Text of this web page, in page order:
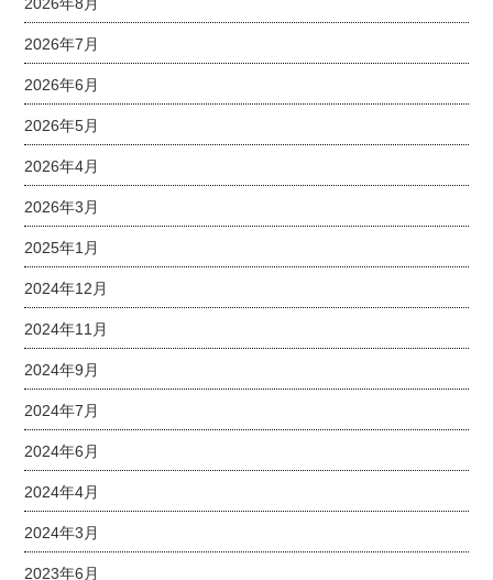
2026年7月
2026年6月
2026年5月
2026年4月
2026年3月
2025年1月
2024年12月
2024年11月
2024年9月
2024年7月
2024年6月
2024年4月
2024年3月
2023年6月